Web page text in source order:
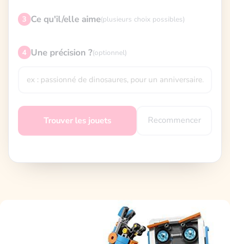
3 Ce qu'il/elle aime(plusieurs choix possibles)
4 Une précision ?(optionnel)
Trouver les jouets Recommencer